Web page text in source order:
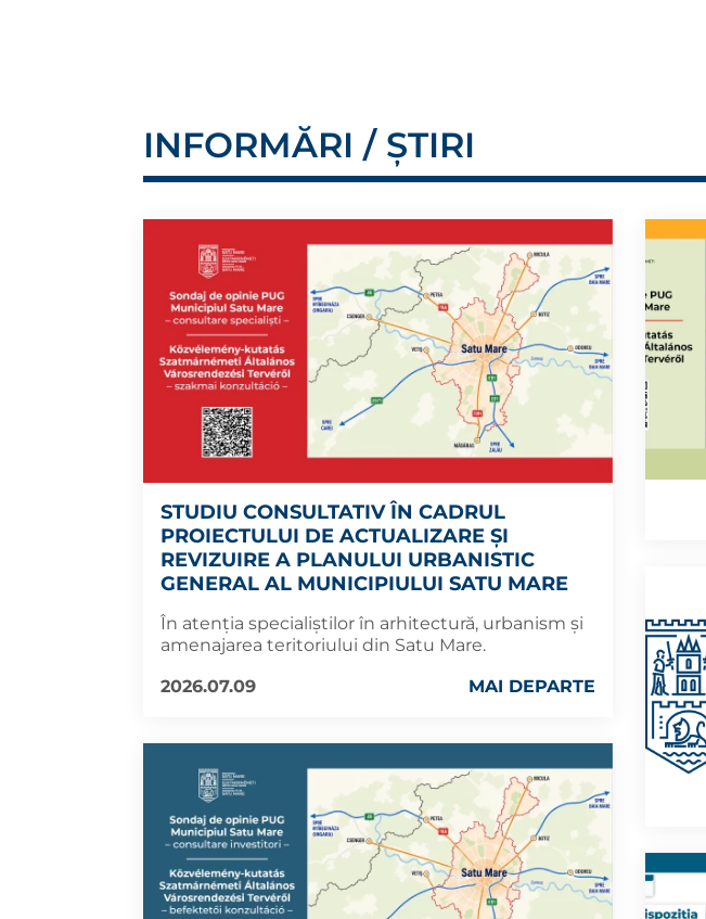
INFORMĂRI / ȘTIRI
STUDIU CONSULTATIV ÎN CADRUL
PROIECTULUI DE ACTUALIZARE ȘI
REVIZUIRE A PLANULUI URBANISTIC
GENERAL AL MUNICIPIULUI SATU MARE
În atenția specialiștilor în arhitectură, urbanism şi
amenajarea teritoriului din Satu Mare.
2026.07.09
MAI DEPARTE